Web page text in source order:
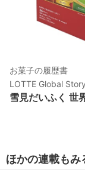
お菓子の履歴書
LOTTE Global Story
雪見だいふく 世
ほかの連載もみ